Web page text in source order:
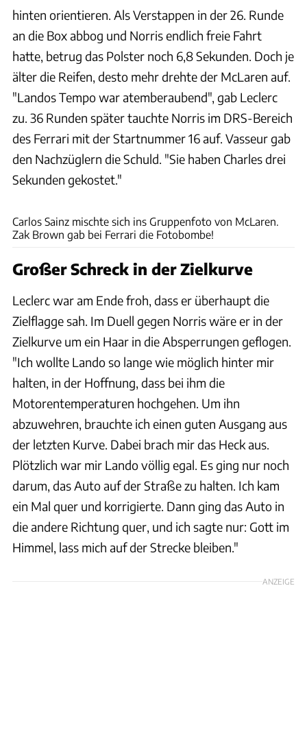
hinten orientieren. Als Verstappen in der 26. Runde
an die Box abbog und Norris endlich freie Fahrt
hatte, betrug das Polster noch 6,8 Sekunden. Doch je
älter die Reifen, desto mehr drehte der McLaren auf.
"Landos Tempo war atemberaubend", gab Leclerc
zu. 36 Runden später tauchte Norris im DRS-Bereich
des Ferrari mit der Startnummer 16 auf. Vasseur gab
den Nachzüglern die Schuld. "Sie haben Charles drei
Sekunden gekostet."
Carlos Sainz mischte sich ins Gruppenfoto von McLaren.
Zak Brown gab bei Ferrari die Fotobombe!
Großer Schreck in der Zielkurve
Leclerc war am Ende froh, dass er überhaupt die
Zielflagge sah. Im Duell gegen Norris wäre er in der
Zielkurve um ein Haar in die Absperrungen geflogen.
"Ich wollte Lando so lange wie möglich hinter mir
halten, in der Hoffnung, dass bei ihm die
Motorentemperaturen hochgehen. Um ihn
abzuwehren, brauchte ich einen guten Ausgang aus
der letzten Kurve. Dabei brach mir das Heck aus.
Plötzlich war mir Lando völlig egal. Es ging nur noch
darum, das Auto auf der Straße zu halten. Ich kam
ein Mal quer und korrigierte. Dann ging das Auto in
die andere Richtung quer, und ich sagte nur: Gott im
Himmel, lass mich auf der Strecke bleiben."
ANZEIGE